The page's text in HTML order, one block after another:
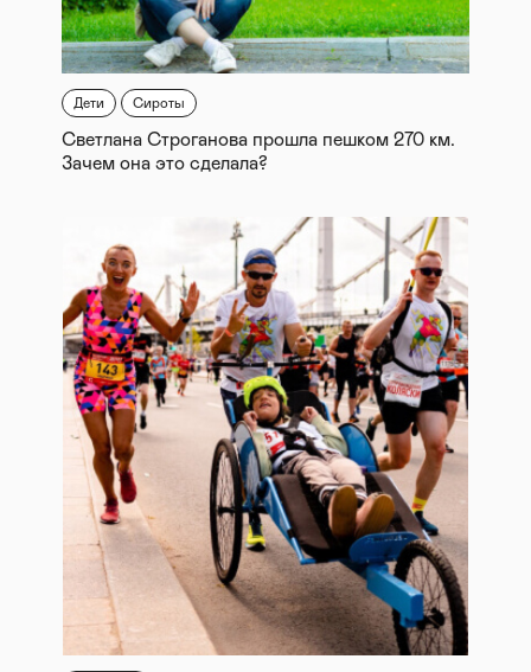
Дети Сироты
Светлана Строганова прошла пешком 270 км.
Зачем она это сделала?